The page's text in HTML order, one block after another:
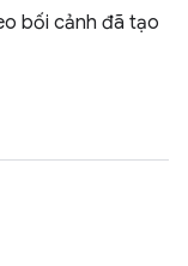
bối cảnh đã tạo